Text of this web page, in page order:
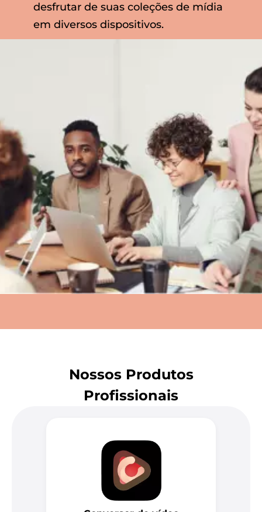
desfrutar de suas coleções de mídia
em diversos dispositivos.
Nossos Produtos
Profissionais